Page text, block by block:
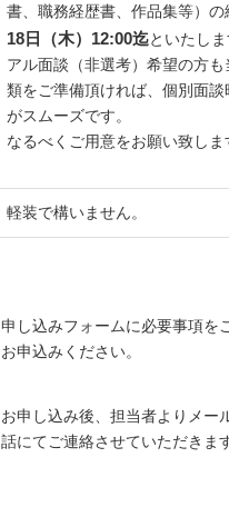
書、職務経歴書、作品集等）
18日（木）12:00迄といたし
アル面談（非選考）希望の方
類をご準備頂ければ、個別面談
がスムーズです。
なるべくご用意をお願い致しま
軽装で構いません。
申し込みフォームに必要事項を
お申込みください。
お申し込み後、担当者よりメー
話にてご連絡させていただきま